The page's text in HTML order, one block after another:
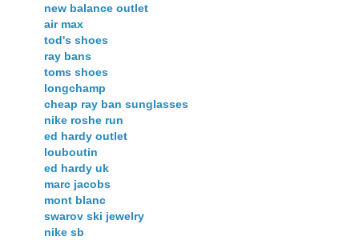
new balance outlet
air max
tod's shoes
ray bans
toms shoes
longchamp
cheap ray ban sunglasses
nike roshe run
ed hardy outlet
louboutin
ed hardy uk
marc jacobs
mont blanc
swarov ski jewelry
nike sb